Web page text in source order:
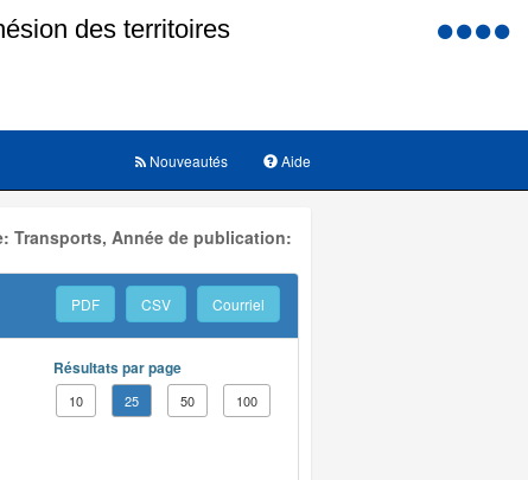
Menu
Aide
Nouveautés
Transports, Année de publication:
PDF CSV Courriel
Résultats par page
10 25 50 100